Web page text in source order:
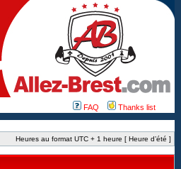
FAQ Thanks list
Heures au format UTC + 1 heure [ Heure d’été ]